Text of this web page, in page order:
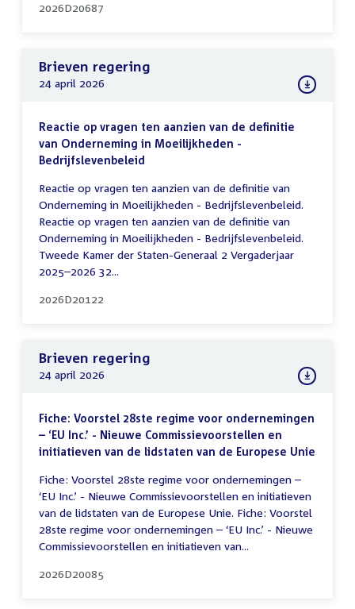
2026D20687
Brieven regering
24 april 2026
Reactie op vragen ten aanzien van de definitie
van Onderneming in Moeilijkheden -
Bedrijfslevenbeleid
Reactie op vragen ten aanzien van de definitie van
Onderneming in Moeilijkheden - Bedrijfslevenbeleid.
Reactie op vragen ten aanzien van de definitie van
Onderneming in Moeilijkheden - Bedrijfslevenbeleid.
Tweede Kamer der Staten-Generaal 2 Vergaderjaar
2025–2026 32...
2026D20122
Brieven regering
24 april 2026
Fiche: Voorstel 28ste regime voor ondernemingen
– ‘EU Inc.’ - Nieuwe Commissievoorstellen en
initiatieven van de lidstaten van de Europese Unie
Fiche: Voorstel 28ste regime voor ondernemingen –
‘EU Inc.’ - Nieuwe Commissievoorstellen en initiatieven
van de lidstaten van de Europese Unie. Fiche: Voorstel
28ste regime voor ondernemingen – ‘EU Inc.’ - Nieuwe
Commissievoorstellen en initiatieven van...
2026D20085